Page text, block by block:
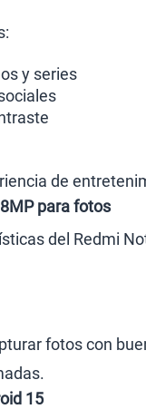
y series
de
para fotos
del Redmi
fotos con
15